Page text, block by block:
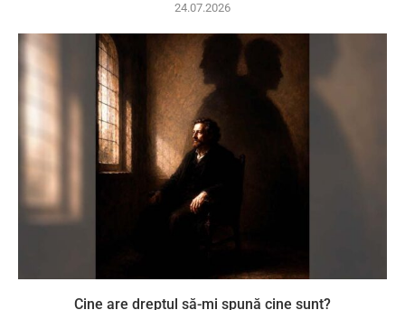
24.07.2026
Cine are dreptul să-mi spună cine sunt?